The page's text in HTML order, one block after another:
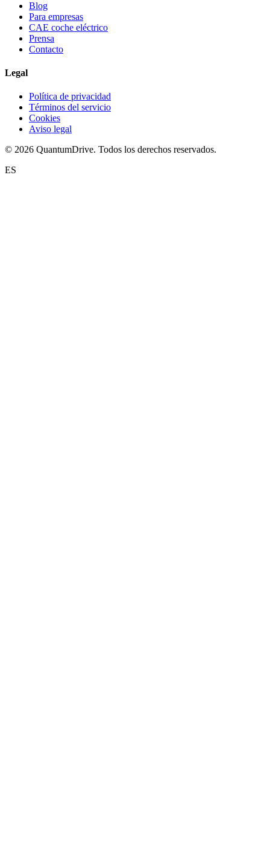
Blog
Para empresas
CAE coche eléctrico
Prensa
Contacto
Legal
Política de privacidad
Términos del servicio
Cookies
Aviso legal
© 2026 QuantumDrive. Todos los derechos reservados.
ES